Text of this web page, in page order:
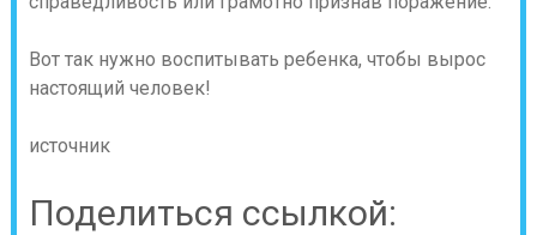
Вот так нужно воспитывать ребенка, чтобы вырос
настоящий человек!
источник
Поделиться ссылкой: